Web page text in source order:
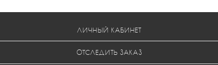
ЛИЧНЫЙ КАБИНЕТ
ОТСЛЕДИТЬ ЗАКАЗ